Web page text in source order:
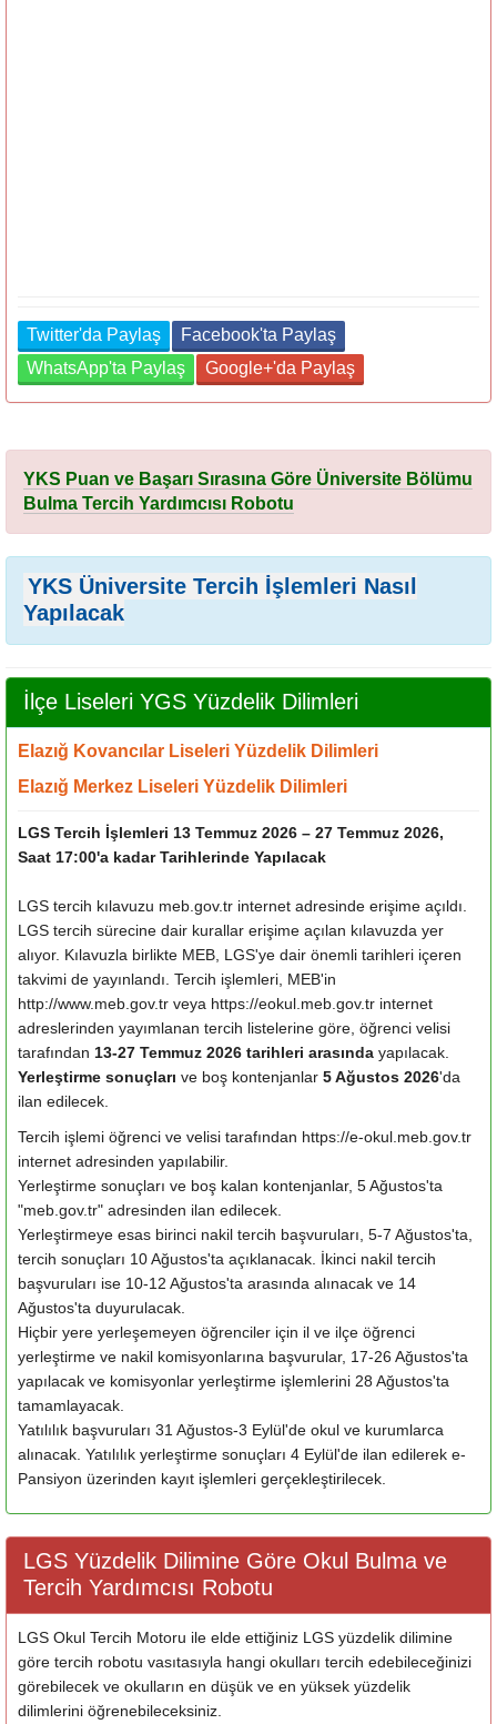
Twitter'da Paylaş
Facebook'ta Paylaş
WhatsApp'ta Paylaş
Google+'da Paylaş
YKS Puan ve Başarı Sırasına Göre Üniversite Bölümu
Bulma Tercih Yardımcısı Robotu
YKS Üniversite Tercih İşlemleri Nasıl
Yapılacak
İlçe Liseleri YGS Yüzdelik Dilimleri
Elazığ Kovancılar Liseleri Yüzdelik Dilimleri
Elazığ Merkez Liseleri Yüzdelik Dilimleri
LGS Tercih İşlemleri 13 Temmuz 2026 – 27 Temmuz 2026,
Saat 17:00'a kadar Tarihlerinde Yapılacak
LGS tercih kılavuzu meb.gov.tr internet adresinde erişime açıldı.
LGS tercih sürecine dair kurallar erişime açılan kılavuzda yer
alıyor. Kılavuzla birlikte MEB, LGS'ye dair önemli tarihleri içeren
takvimi de yayınlandı. Tercih işlemleri, MEB'in
http://www.meb.gov.tr veya https://e­okul.meb.gov.tr internet
adreslerinden yayımlanan tercih listelerine göre, öğrenci velisi
tarafından 13-27 Temmuz 2026 tarihleri arasında yapılacak.
Yerleştirme sonuçları ve boş kontenjanlar 5 Ağustos 2026'da
ilan edilecek.
Tercih işlemi öğrenci ve velisi tarafından https://e-okul.meb.gov.tr
internet adresinden yapılabilir.
Yerleştirme sonuçları ve boş kalan kontenjanlar, 5 Ağustos'ta
"meb.gov.tr" adresinden ilan edilecek.
Yerleştirmeye esas birinci nakil tercih başvuruları, 5-7 Ağustos'ta,
tercih sonuçları 10 Ağustos'ta açıklanacak. İkinci nakil tercih
başvuruları ise 10-12 Ağustos'ta arasında alınacak ve 14
Ağustos'ta duyurulacak.
Hiçbir yere yerleşemeyen öğrenciler için il ve ilçe öğrenci
yerleştirme ve nakil komisyonlarına başvurular, 17-26 Ağustos'ta
yapılacak ve komisyonlar yerleştirme işlemlerini 28 Ağustos'ta
tamamlayacak.
Yatılılık başvuruları 31 Ağustos-3 Eylül'de okul ve kurumlarca
alınacak. Yatılılık yerleştirme sonuçları 4 Eylül'de ilan edilerek e-
Pansiyon üzerinden kayıt işlemleri gerçekleştirilecek.
LGS Yüzdelik Dilimine Göre Okul Bulma ve
Tercih Yardımcısı Robotu
LGS Okul Tercih Motoru ile elde ettiğiniz LGS yüzdelik dilimine
göre tercih robotu vasıtasıyla hangi okulları tercih edebileceğinizi
görebilecek ve okulların en düşük ve en yüksek yüzdelik
dilimlerini öğrenebileceksiniz.